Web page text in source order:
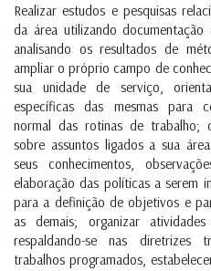
Realizar estudos e pesquisas
da área utilizando
analisando os resultados de
ampliar o próprio campo de
sua unidade de serviço,
específicas das mesmas para
normal das rotinas de trabalho;
sobre assuntos ligados a sua
seus conhecimentos,
elaboração das políticas a serem
para a definição de objetivos e
as demais; organizar
respaldando-se nas diretrizes
trabalhos programados,